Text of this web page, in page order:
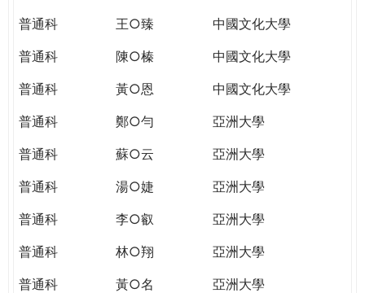
普通科
王○臻
中國文化大學
普通科
陳○榛
中國文化大學
普通科
黃○恩
中國文化大學
普通科
鄭○勻
亞洲大學
普通科
蘇○云
亞洲大學
普通科
湯○婕
亞洲大學
普通科
李○叡
亞洲大學
普通科
林○翔
亞洲大學
普通科
黃○名
亞洲大學